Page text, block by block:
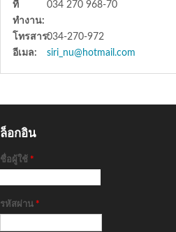
ที่
ทำงาน:
034 270 968-70
โทรสาร:034-270-972
อีเมล:
siri_nu@hotmail.com
ล็อกอิน
ชื่อผู้ใช้ *
รหัสผ่าน *